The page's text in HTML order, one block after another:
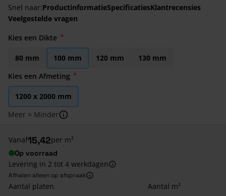
Snel naar:ProductinformatieSpecificatiesKlantrecensies
Veelgestelde vragen
Kies een Dikte
80 mm 100 mm 120 mm
130 mm
Kies een Afmeting
1200 x 2000 mm
Meer = Minder
Vanaf15,42per m²
Op voorraad
Levering in 2 tot 4 werkdagen
Afhalen alleen op afspraak
Aantal platen Aantal m²